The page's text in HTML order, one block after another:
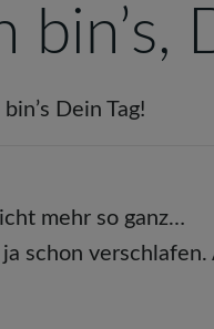
bin’s,
Dein Tag!
mehr so ganz…
schon